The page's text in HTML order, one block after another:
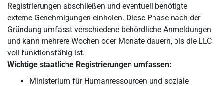
Registrierungen abschließen und eventuell benötigte
externe Genehmigungen einholen. Diese Phase nach der
Gründung umfasst verschiedene behördliche Anmeldungen
und kann mehrere Wochen oder Monate dauern, bis die LLC
voll funktionsfähig ist.
Wichtige staatliche Registrierungen umfassen:
Ministerium für Humanressourcen und soziale